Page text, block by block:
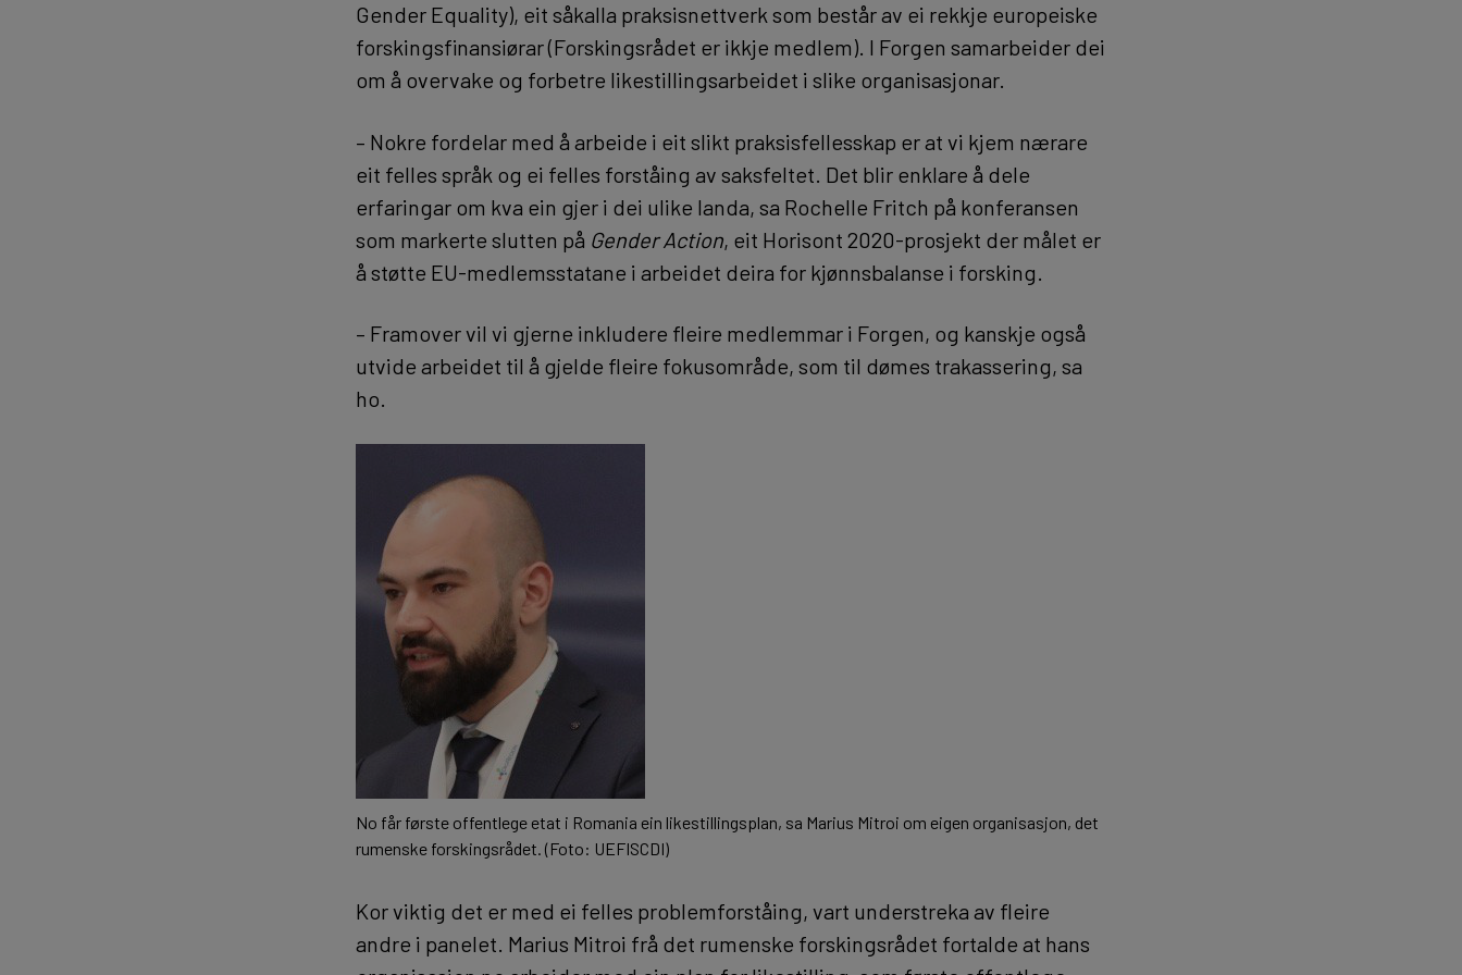
Gender Equality), eit såkalla praksisnettverk som består av ei rekkje europeiske
forskingsfinansiørar (Forskingsrådet er ikkje medlem). I Forgen samarbeider dei
om å overvake og forbetre likestillingsarbeidet i slike organisasjonar.
– Nokre fordelar med å arbeide i eit slikt praksisfellesskap er at vi kjem nærare
eit felles språk og ei felles forståing av saksfeltet. Det blir enklare å dele
erfaringar om kva ein gjer i dei ulike landa, sa Rochelle Fritch på konferansen
som markerte slutten på Gender Action, eit Horisont 2020-prosjekt der målet er
å støtte EU-medlemsstatane i arbeidet deira for kjønnsbalanse i forsking.
– Framover vil vi gjerne inkludere fleire medlemmar i Forgen, og kanskje også
utvide arbeidet til å gjelde fleire fokusområde, som til dømes trakassering, sa
ho.
No får første offentlege etat i Romania ein likestillingsplan, sa Marius Mitroi om eigen organisasjon, det
rumenske forskingsrådet. (Foto: UEFISCDI)
Kor viktig det er med ei felles problemforståing, vart understreka av fleire
andre i panelet. Marius Mitroi frå det rumenske forskingsrådet fortalde at hans